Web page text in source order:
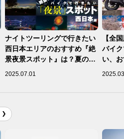
ナイトツーリングで行きたい
西日本エリアのおすすめ『絶
景夜景スポット』は？夏の夜
に楽しむならこの5ヶ所！
ット／滋賀県・奈良県・広島
2025.07.01
【全
バイ
い、
レク